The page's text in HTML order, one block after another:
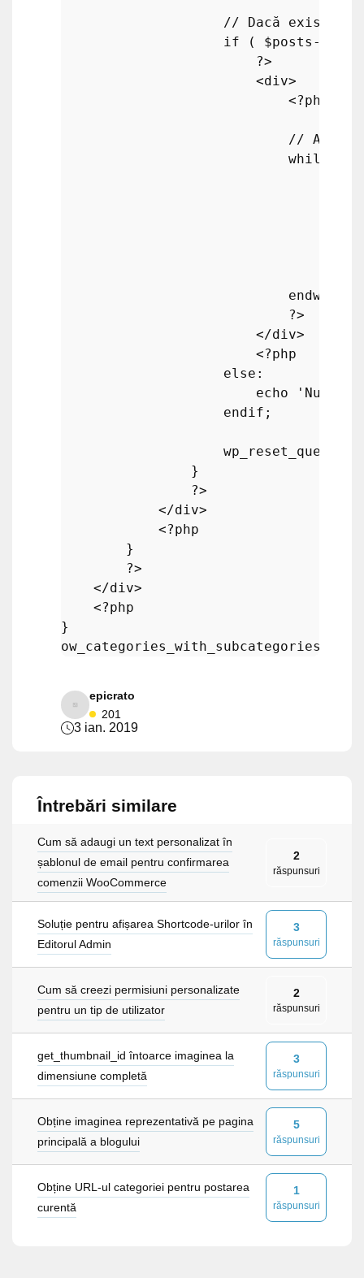
// Dacă există
if ( $posts ->
?>
                        <div>
<?php
// Atâta
while
endwhile
?>
                        </div>
<?php
else :
echo
'Nu s-
endif ;
wp_reset_query
                }
?>
            </div>
<?php
        }
?>
    </div>
<?php
epicrato
201
3 ian. 2019
Întrebări similare
Cum să adaugi un text personalizat în
șablonul de email pentru confirmarea
comenzii WooCommerce
2
răspunsuri
Soluție pentru afișarea Shortcode-urilor în
Editorul Admin
3
răspunsuri
Cum să creezi permisiuni personalizate
pentru un tip de utilizator
2
răspunsuri
get_thumbnail_id întoarce imaginea la
dimensiune completă
3
răspunsuri
Obține imaginea reprezentativă pe pagina
principală a blogului
5
răspunsuri
Obține URL-ul categoriei pentru postarea
curentă
1
răspunsuri